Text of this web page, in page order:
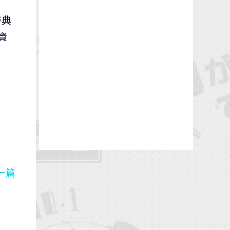
篇